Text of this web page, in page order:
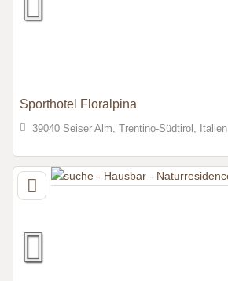
Sporthotel Floralpina
39040 Seiser Alm, Trentino-Südtirol, Italien